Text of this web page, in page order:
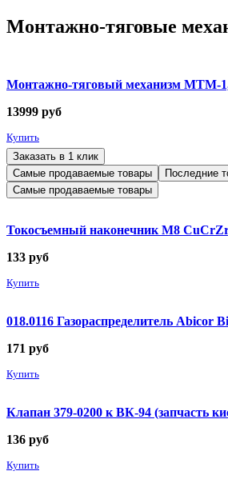
Монтажно-тяговые
Монтажно-тяговый механизм МТМ-
13999 руб
Купить
Заказать в 1 клик
Самые продаваемые товары
Последние
Самые продаваемые товары
Токосъемный наконечник М8
133 руб
Купить
018.0116 Газораспределитель Abicor
171 руб
Купить
Клапан 379-0200 к ВК-94 (запчасть
136 руб
Купить